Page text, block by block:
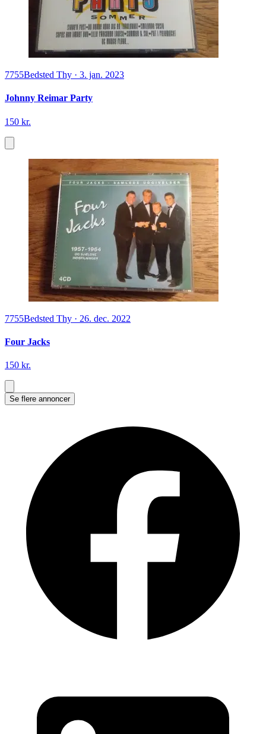
7755Bedsted Thy · 3. jan. 2023
Johnny Reimar Party
150 kr.
7755Bedsted Thy · 26. dec. 2022
Four Jacks
150 kr.
Se flere annoncer